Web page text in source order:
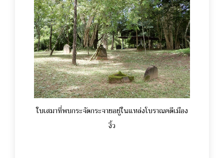
ใบเสมาที่พบกระจัดกระจายอยู่ในแหล่งโบราณคดีเมือง
งิ้ว